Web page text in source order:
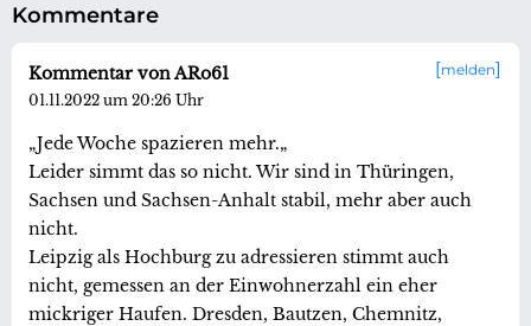
Kommentare
melden
Kommentar von ARo61
01.11.2022 um 20:26 Uhr
„Jede Woche spazieren mehr.„
Leider simmt das so nicht. Wir sind in Thüringen,
Sachsen und Sachsen-Anhalt stabil, mehr aber auch
nicht.
Leipzig als Hochburg zu adressieren stimmt auch
nicht, gemessen an der Einwohnerzahl ein eher
mickriger Haufen. Dresden, Bautzen, Chemnitz,